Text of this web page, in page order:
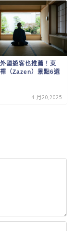
國遊客也推薦！東
（Zazen）景點6選
4 月20,2025